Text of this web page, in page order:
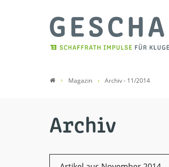
Magazin Archiv - 11/2014
Archiv